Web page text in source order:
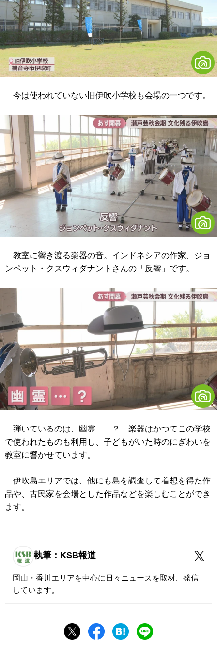
今は使われていない旧伊吹小学校も会場の一つです。
教室に響き渡る楽器の音。インドネシアの作家、ジョ
ンペット・クスウィダナントさんの「反響」です。
弾いているのは、幽霊……？ 楽器はかつてこの学校
で使われたものも利用し、子どもがいた時のにぎわいを
教室に響かせています。
伊吹島エリアでは、他にも島を調査して着想を得た作
品や、古民家を会場とした作品などを楽しむことができ
ます。
執筆：KSB報道
岡山・香川エリアを中心に日々ニュースを取材、発信
しています。